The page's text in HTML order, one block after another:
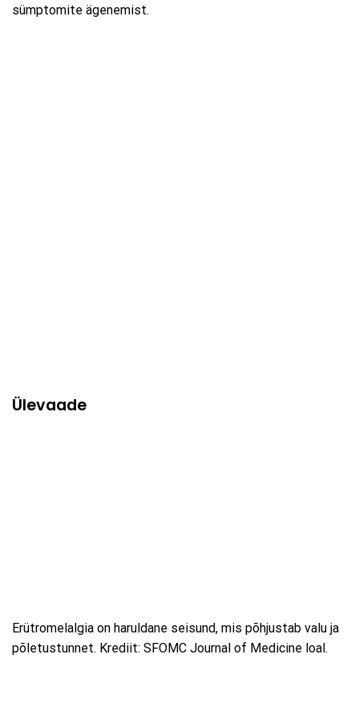
sümptomite ägenemist.
Ülevaade
Erütromelalgia on haruldane seisund, mis põhjustab valu ja
põletustunnet. Krediit: SFOMC Journal of Medicine loal.